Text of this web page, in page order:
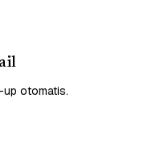
up otomatis.